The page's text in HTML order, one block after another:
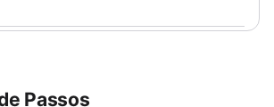
Passos